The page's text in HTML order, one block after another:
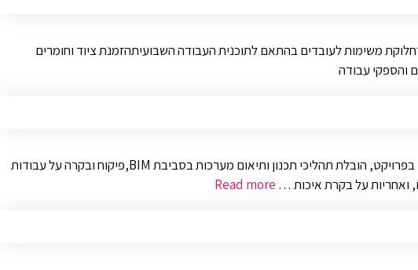
משימות לעובדים בהתאם לתוכנית העבודה השבועיתהזמנת ציוד וחומרים
והספקי עבודה
ניהול והובלת הביצוע בפרויקט משלב הביסוס ועד למסירה, תוך עמידה בלוחות זמנים, תקציב ואיכות. אחריות על תיאום בין כלל הגורמים בפרויקט, הובלת תהליכי תכנון ותיאום מערכות בסביבת BIM,פיקוח ובקרה על עבודות
ואחריות על בקרת איכות … Read more